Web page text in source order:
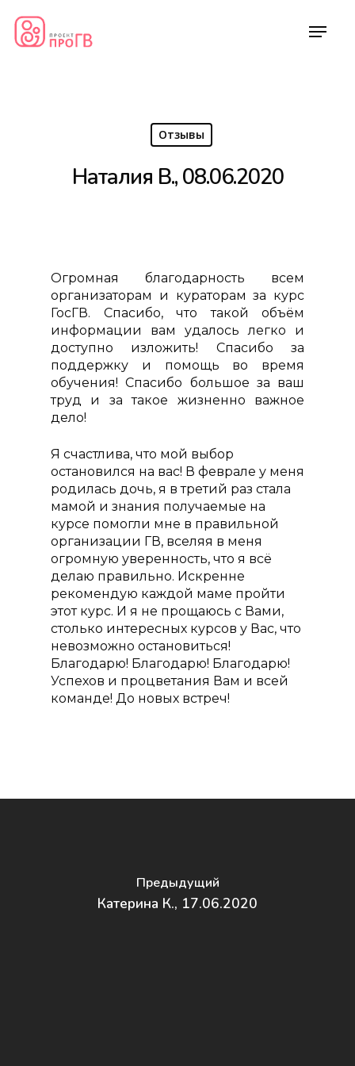
Отзывы
Наталия В., 08.06.2020
Огромная благодарность всем
организаторам и кураторам за курс
ГосГВ. Спасибо, что такой объём
информации вам удалось легко и
доступно изложить! Спасибо за
поддержку и помощь во время
обучения! Спасибо большое за ваш
труд и за такое жизненно важное
дело!
Я счастлива, что мой выбор
остановился на вас! В феврале у меня
родилась дочь, я в третий раз стала
мамой и знания получаемые на
курсе помогли мне в правильной
организации ГВ, вселяя в меня
огромную уверенность, что я всё
делаю правильно. Искренне
рекомендую каждой маме пройти
этот курс. И я не прощаюсь с Вами,
столько интересных курсов у Вас, что
невозможно остановиться!
Благодарю! Благодарю! Благодарю!
Успехов и процветания Вам и всей
команде! До новых встреч!
Предыдущий
Катерина К., 17.06.2020
О проекте
Курсы
Курс «Консультант
грудному
Курс «Помощь и
в родах (Доула)»
Курс «Консультант
прикорму»
Преподаватели
Отзывы
Акции
Статьи
Контакты